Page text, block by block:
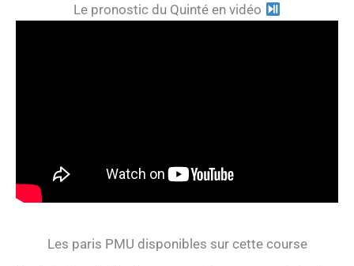
Le pronostic du Quinté en vidéo
Les paris PMU disponibles sur cette course